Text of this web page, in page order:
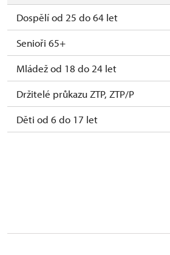
Dospělí od 25 do 64 let
Senioři 65+
Mládež od 18 do 24 let
Držitelé průkazu ZTP, ZTP/P
Děti od 6 do 17 let
Průvodce organizované skupiny (1